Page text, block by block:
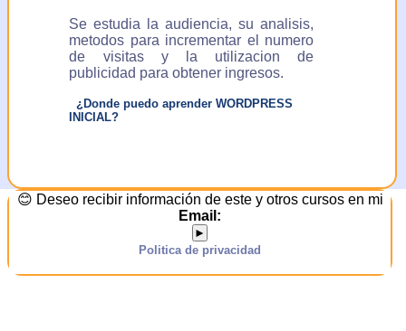
Se estudia la audiencia, su analisis,
metodos para incrementar el numero
de visitas y la utilizacion de
publicidad para obtener ingresos.
¿Donde puedo aprender WORDPRESS
INICIAL?
😊 Deseo recibir información de este y otros cursos en mi
Email:
►
Politica de privacidad